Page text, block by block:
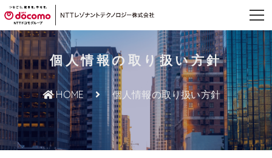
個人情報の取り扱い方針
HOME 個人情報の取り扱い方針